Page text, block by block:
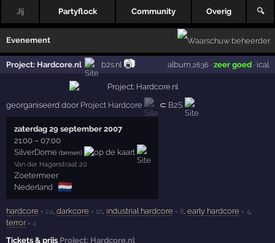
Jij Partyflock Community Overig 🔍
Evenement
Project: Hardcore.nl b2s.nl 📷 album ,2636 · zeer goed· ical
georganiseerd door Project Hardcore ⊂ B2S
zaterdag 29 september 2007
21:00 –07:00
SilverDome (binnen)
Van der Hagenstraat 20
Zoetermeer
Nederland
🇳🇱
hardcore × 24,darkcore × 10, industrial hardcore × 8,early hardcore × 4,
terror × 4
Tickets & prijs Project: Hardcore.nl